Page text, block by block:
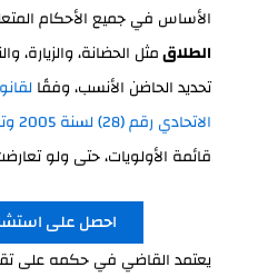
الأساس في جميع الأحكام
الطلاقمثل الحضانة، والزيارة،
تحديد الحاضن الأنسب، وفقًا
الاتحادي رقم (28) لسنة 2005 وتعديلاته
قائمة الأولويات، حتى ولو
احصل على
يعتمد القاضي في حكمه على